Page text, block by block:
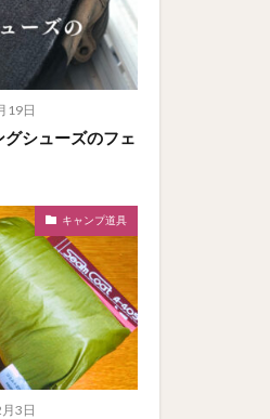
19日
グシューズのフェ
キャンプ道具
3日